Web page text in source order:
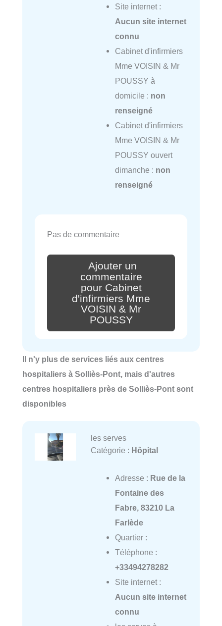
Site internet :
Aucun site internet
connu
Cabinet d'infirmiers
Mme VOISIN & Mr
POUSSY à
domicile : non
renseigné
Cabinet d'infirmiers
Mme VOISIN & Mr
POUSSY ouvert
dimanche : non
renseigné
Pas de commentaire
Ajouter un
commentaire
pour Cabinet
d'infirmiers Mme
VOISIN & Mr
POUSSY
Il n'y plus de services liés aux centres
hospitaliers à Solliès-Pont, mais d'autres
centres hospitaliers près de Solliès-Pont sont
disponibles
les serves
Catégorie : Hôpital
Adresse : Rue de la
Fontaine des
Fabre, 83210 La
Farlède
Quartier :
Téléphone :
+33494278282
Site internet :
Aucun site internet
connu